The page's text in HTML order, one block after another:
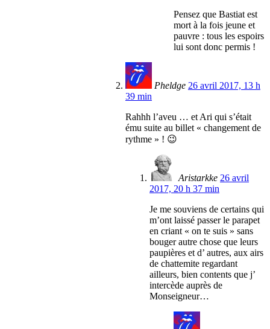
Pensez que Bastiat est
mort à la fois jeune et
pauvre : tous les espoirs
lui sont donc permis !
Pheldge 26 avril 2017, 13 h
39 min
Rahhh l’aveu … et Ari qui s’était
ému suite au billet « changement de
rythme » ! 😉
Aristarkke 26 avril
2017, 20 h 37 min
Je me souviens de certains qui
m’ont laissé passer le parapet
en criant « on te suis » sans
bouger autre chose que leurs
paupières et d’ autres, aux airs
de chattemite regardant
ailleurs, bien contents que j’
intercède auprès de
Monseigneur…